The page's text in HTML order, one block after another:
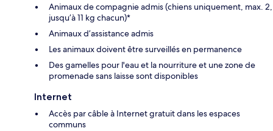
Animaux de compagnie admis (chiens uniquement, max. 2,
jusqu’à 11 kg chacun)*
Animaux d’assistance admis
Les animaux doivent être surveillés en permanence
Des gamelles pour l'eau et la nourriture et une zone de
promenade sans laisse sont disponibles
Internet
Accès par câble à Internet gratuit dans les espaces
communs